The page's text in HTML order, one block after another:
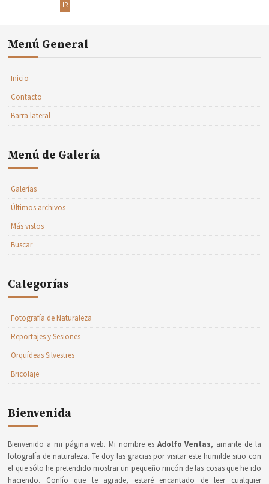
IR
Menú General
Inicio
Contacto
Barra lateral
Menú de Galería
Galerías
Últimos archivos
Más vistos
Buscar
Categorías
Fotografía de Naturaleza
Reportajes y Sesiones
Orquídeas Silvestres
Bricolaje
Bienvenida
Bienvenido a mi página web. Mi nombre es Adolfo Ventas, amante de la
fotografía de naturaleza. Te doy las gracias por visitar este humilde sitio con
el que sólo he pretendido mostrar un pequeño rincón de las cosas que he ido
haciendo. Confío que te agrade, estaré encantado de leer cualquier